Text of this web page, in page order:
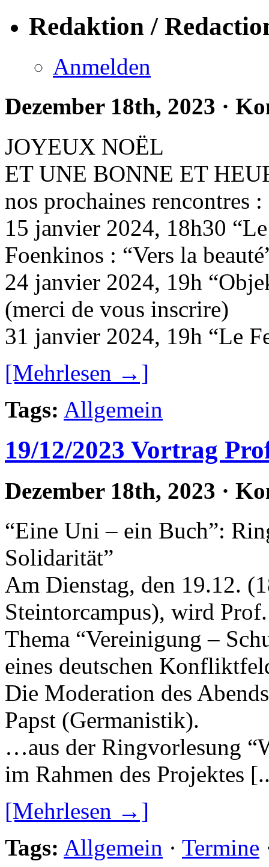
Redaktion /
Anmelden
Dezember 18th, 2023 ·
JOYEUX NOËL
ET UNE BONNE ET
nos prochaines rencontres :
15 janvier 2024, 18h30
Foenkinos : “Vers la
24 janvier 2024, 19h
(merci de vous inscrire)
31 janvier 2024, 19h “Le
[Mehrlesen →]
Tags: Allgemein
19/12/2023 Vortrag
Dezember 18th, 2023 ·
“Eine Uni – ein Buch”:
Solidarität”
Am Dienstag, den 19.12.
Steintorcampus), wird
Thema “Vereinigung –
eines deutschen
Die Moderation des
Papst (Germanistik).
…aus der Ringvorlesung
im Rahmen des Projektes
[Mehrlesen →]
Tags: Allgemein · Termine